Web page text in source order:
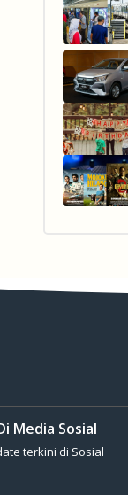
Media Sosial
terkini di Sosial